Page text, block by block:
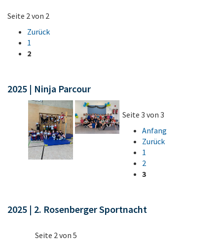
Seite 2 von 2
Zurück
1
2
2025 | Ninja Parcour
Seite 3 von 3
Anfang
Zurück
1
2
3
2025 | 2. Rosenberger Sportnacht
Seite 2 von 5